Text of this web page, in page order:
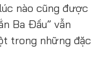
nào cũng được
Ba Đầu” vẫn
trong những đặc